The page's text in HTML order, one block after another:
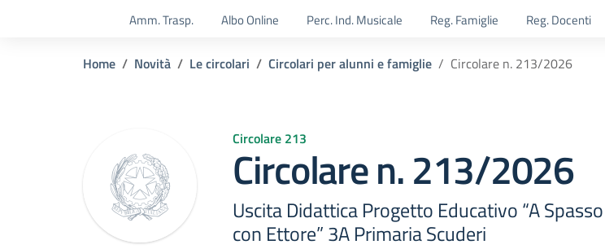
Amm. Trasp. Albo Online Perc. Ind. Musicale Reg. Famiglie Reg. Docenti
Home Novità Le circolari Circolari per alunni e famiglie Circolare n. 213/2026
Circolare 213
Circolare n. 213/2026
Uscita Didattica Progetto Educativo “A Spasso
con Ettore” 3A Primaria Scuderi